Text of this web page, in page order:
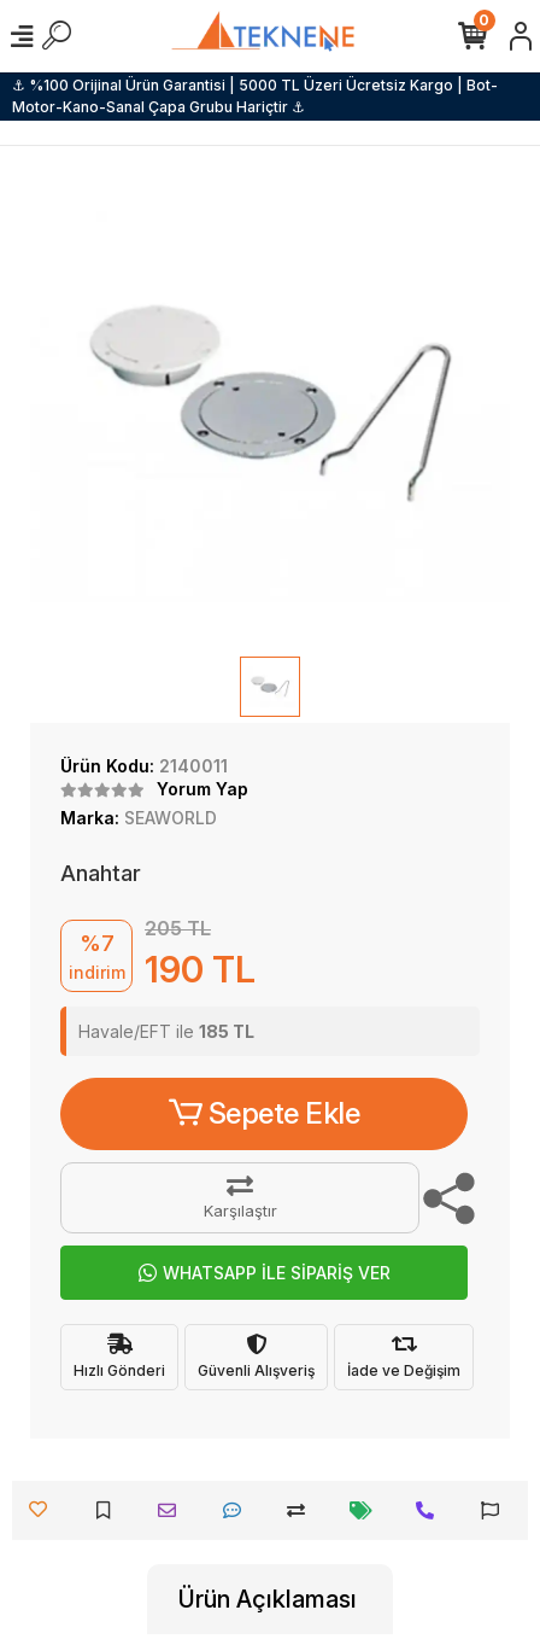
⚓ %100 Orijinal Ürün Garantisi | 5000 TL Üzeri Ücretsiz Kargo | Bot-
Motor-Kano-Sanal Çapa Grubu Hariçtir ⚓
0
Ürün Kodu: 2140011
Yorum Yap
Marka: SEAWORLD
Anahtar
%7
indirim
205 TL
190 TL
Havale/EFT ile 185 TL
Sepete Ekle
Karşılaştır
WHATSAPP İLE SİPARİŞ VER
Hızlı Gönderi Güvenli Alışveriş İade ve Değişim
Ürün Açıklaması